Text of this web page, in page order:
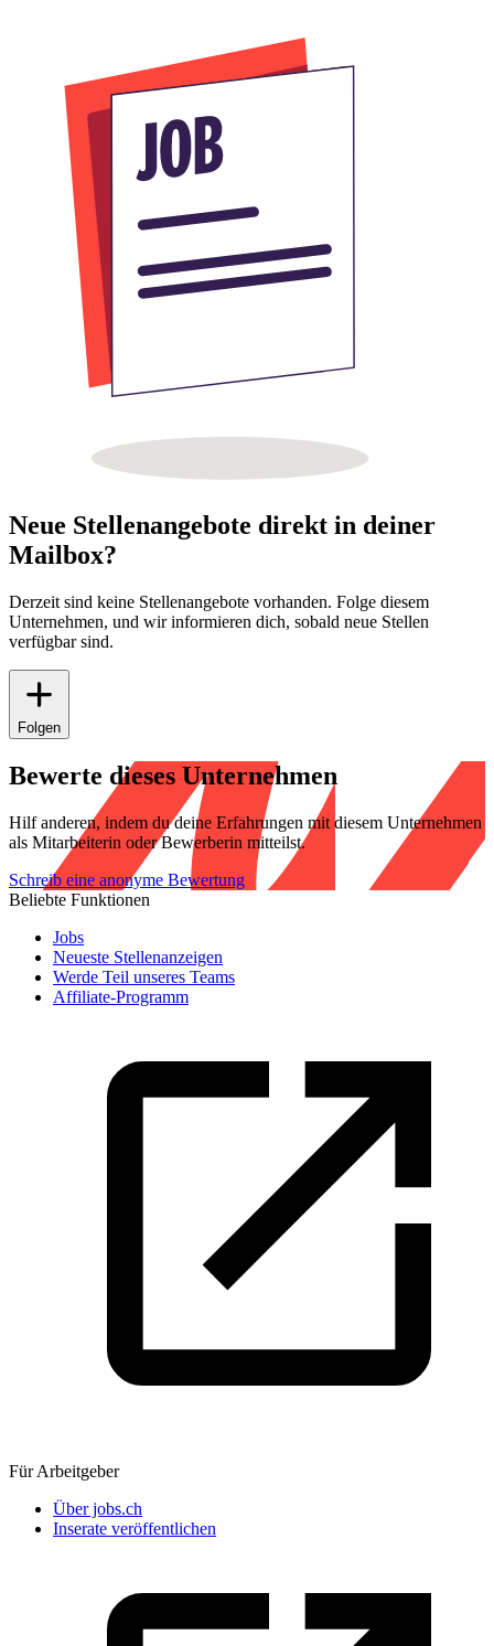
Neue Stellenangebote direkt in deiner
Mailbox?
Derzeit sind keine Stellenangebote vorhanden. Folge diesem
Unternehmen, und wir informieren dich, sobald neue Stellen
verfügbar sind.
Folgen
Bewerte dieses Unternehmen
Hilf anderen, indem du deine Erfahrungen mit diesem Unternehmen
als Mitarbeiterin oder Bewerberin mitteilst.
Schreib eine anonyme Bewertung
Beliebte Funktionen
Jobs
Neueste Stellenanzeigen
Werde Teil unseres Teams
Affiliate-Programm
Für Arbeitgeber
Über jobs.ch
Inserate veröffentlichen